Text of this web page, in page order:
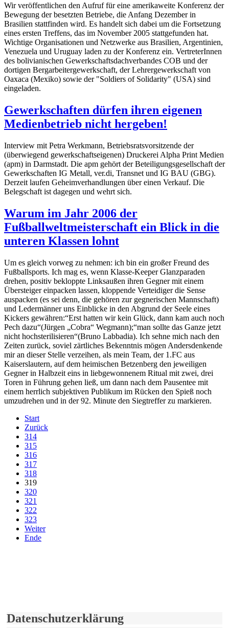
Wir veröffentlichen den Aufruf für eine amerikaweite Konferenz der
Bewegung der besetzten Betriebe, die Anfang Dezember in
Brasilien stattfinden wird. Es handelt sich dabei um die Fortsetzung
eines ersten Treffens, das im November 2005 stattgefunden hat.
Wichtige Organisationen und Netzwerke aus Brasilien, Argentinien,
Venezuela und Uruguay laden zu der Konferenz ein. VertreterInnen
des bolivianischen Gewerkschaftsdachverbandes COB und der
dortigen Bergarbeitergewerkschaft, der Lehrergewerkschaft von
Oaxaca (Mexiko) sowie der "Soldiers of Solidarity" (USA) sind
eingeladen.
Gewerkschaften dürfen ihren eigenen
Medienbetrieb nicht hergeben!
Interview mit Petra Werkmann, Betriebsratsvorsitzende der
(überwiegend gewerkschaftseigenen) Druckerei Alpha Print Medien
(apm) in Darmstadt. Die apm gehört der Beteiligungsgesellschaft der
Gewerkschaften IG Metall, ver.di, Transnet und IG BAU (GBG).
Derzeit laufen Geheimverhandlungen über einen Verkauf. Die
Belegschaft ist dagegen und wehrt sich.
Warum im Jahr 2006 der
Fußballweltmeisterschaft ein Blick in die
unteren Klassen lohnt
Um es gleich vorweg zu nehmen: ich bin ein großer Freund des
Fußballsports. Ich mag es, wenn Klasse-Keeper Glanzparaden
drehen, positiv bekloppte Linksaußen ihren Gegner mit einem
Übersteiger einpacken lassen, kloppende Verteidiger die Sense
auspacken (es sei denn, die gehören zur gegnerischen Mannschaft)
und Ledermänner uns Einblicke in den Abgrund der Seele eines
Kickers gewähren:“Erst hatten wir kein Glück, dann kam auch noch
Pech dazu“(Jürgen „Cobra“ Wegmann);“man sollte das Ganze jetzt
nicht hochsterilisieren“(Bruno Labbadia). Ich sehne mich nach den
Zeiten zurück, soviel zärtliches Bekenntnis mögen Andersdenkende
mir an dieser Stelle verzeihen, als mein Team, der 1.FC aus
Kaiserslautern, auf dem heimischen Betzenberg den jeweiligen
Gegner in Halbzeit eins in liebgewonnenem Ritual mit zwei, drei
Toren in Führung gehen ließ, um dann nach dem Pausentee mit
einem herrlich subjektiven Publikum im Rücken den Spieß noch
umzudrehen und in der 92. Minute den Siegtreffer zu markieren.
Start
Zurück
314
315
316
317
318
319
320
321
322
323
Weiter
Ende
Datenschutzerklärung